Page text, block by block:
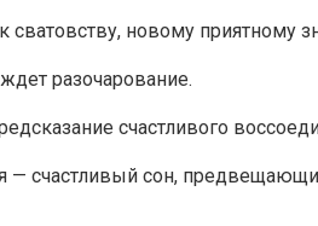
сватовству, новому приятному
разочарование.
счастливого
счастливый сон, предвещающий